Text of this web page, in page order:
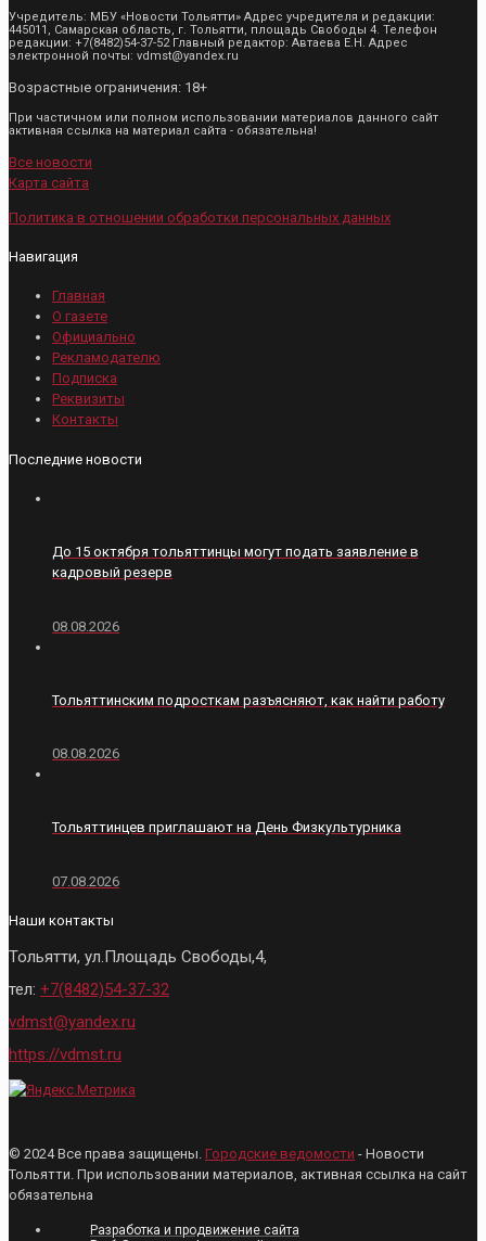
Учредитель: МБУ «Новости Тольятти» Адрес учредителя и редакции:
445011, Самарская область, г. Тольятти, площадь Свободы 4. Телефон
редакции: +7(8482)54-37-52 Главный редактор: Автаева Е.Н. Адрес
электронной почты: vdmst@yandex.ru
Возрастные ограничения: 18+
При частичном или полном использовании материалов данного сайт
активная ссылка на материал сайта - обязательна!
Все новости
Карта сайта
Политика в отношении обработки персональных данных
Навигация
Главная
О газете
Официально
Рекламодателю
Подписка
Реквизиты
Контакты
Последние новости
До 15 октября тольяттинцы могут подать заявление в
кадровый резерв
08.08.2026
Тольяттинским подросткам разъясняют, как найти работу
08.08.2026
Тольяттинцев приглашают на День Физкультурника
07.08.2026
Наши контакты
Тольятти, ул.Площадь Свободы,4,
тел: +7(8482)54-37-32
vdmst@yandex.ru
https://vdmst.ru
© 2024 Все права защищены. Городские ведомости - Новости
Тольятти. При использовании материалов, активная ссылка на сайт
обязательна
Разработка и продвижение сайта